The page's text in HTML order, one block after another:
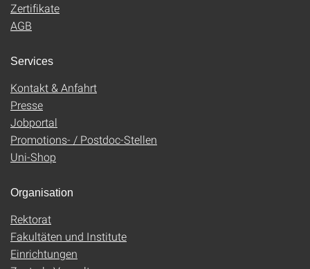
Zertifikate
AGB
Services
Kontakt & Anfahrt
Presse
Jobportal
Promotions- / Postdoc-Stellen
Uni-Shop
Organisation
Rektorat
Fakultäten und Institute
Einrichtungen